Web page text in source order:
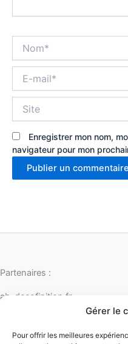
Gérer le
Pour offrir les meilleures
mail*
Enregistrer mon nom,
navigateur pour mon
Partenaires :
ab-decofinition.fr
fiaultetfreres